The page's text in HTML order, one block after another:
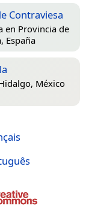
Contraviesa
en Provincia de
España
México